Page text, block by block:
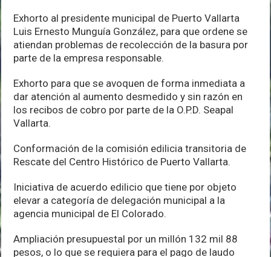
Exhorto al presidente municipal de Puerto Vallarta
Luis Ernesto Munguía González, para que ordene se
atiendan problemas de recolección de la basura por
parte de la empresa responsable.
Exhorto para que se avoquen de forma inmediata a
dar atención al aumento desmedido y sin razón en
los recibos de cobro por parte de la O.P.D. Seapal
Vallarta.
Conformación de la comisión edilicia transitoria de
Rescate del Centro Histórico de Puerto Vallarta.
Iniciativa de acuerdo edilicio que tiene por objeto
elevar a categoría de delegación municipal a la
agencia municipal de El Colorado.
Ampliación presupuestal por un millón 132 mil 88
pesos, o lo que se requiera para el pago de laudo